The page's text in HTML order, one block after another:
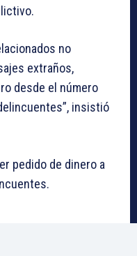
no
extraños,
desde el número
insistió
pedido de dinero a